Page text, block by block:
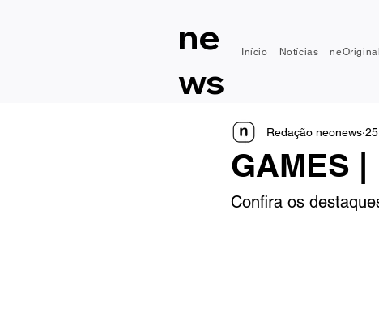
ne
ws
Início Notícias
GAMES
Redação neonews
Confira os